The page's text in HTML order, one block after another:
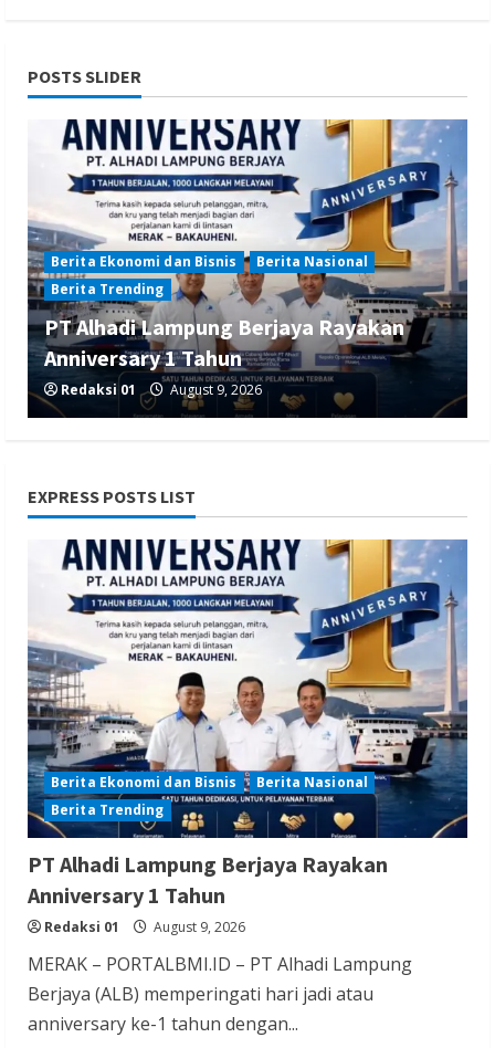
POSTS SLIDER
Berita Ekonomi dan Bisnis
Berita Nasional
Berita Trending
PT Alhadi Lampung Berjaya Rayakan
Anniversary 1 Tahun
Redaksi 01 August 9, 2026
Berita Nasional Berita Olahraga Berita TNI/POLRI
Ketua IESPA Ibnu Riza Apresiasi Kapolri
Cup 2026: Wadah Luar Biasa, dari Polres
hingga Panggung Nasional
Redaksi 01 August 9, 2026
Berita Ekonomi dan Bisnis
Berita Nasional
Berita Trending
Serang Fair 2026 Jadi Etalase UMKM,
Sekda Deden Ajak Masyarakat Cintai
Produk Lokal
Redaksi 01 August 8, 2026
EXPRESS POSTS LIST
Berita Ekonomi dan Bisnis
Berita Nasional
Berita Trending
PT Alhadi Lampung Berjaya Rayakan
Anniversary 1 Tahun
Redaksi 01 August 9, 2026
MERAK – PORTALBMI.ID – PT Alhadi Lampung
Berjaya (ALB) memperingati hari jadi atau
anniversary ke-1 tahun dengan...